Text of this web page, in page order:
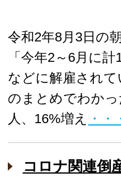
令和2年8月3日の
「今年2～6月に
などに解雇され
のまとめでわか
人、16%増え
・
コロナ関連倒